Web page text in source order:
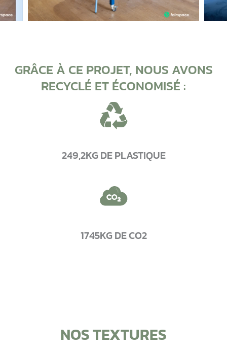
GRÂCE À CE PROJET, NOUS AVONS
RECYCLÉ ET ÉCONOMISÉ :
249,2KG DE PLASTIQUE
1745KG DE CO2
NOS TEXTURES